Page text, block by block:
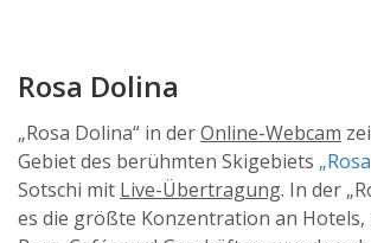
Rosa Dolina
„Rosa Dolina“ in derOnline-Webcam
Gebiet des berühmten Skigebiets
Sotschi mit Live-Übertragung. In der
es die größte Konzentration an Hotels,